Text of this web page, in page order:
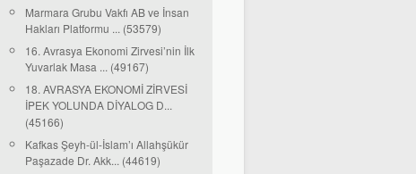
Marmara Grubu Vakfı AB ve İnsan
Hakları Platformu ... (53579)
16. Avrasya Ekonomi Zirvesi’nin İlk
Yuvarlak Masa ... (49167)
18. AVRASYA EKONOMİ ZİRVESİ
İPEK YOLUNDA DİYALOG D...
(45166)
Kafkas Şeyh-ül-İslam’ı Allahşükür
Paşazade Dr. Akk... (44619)